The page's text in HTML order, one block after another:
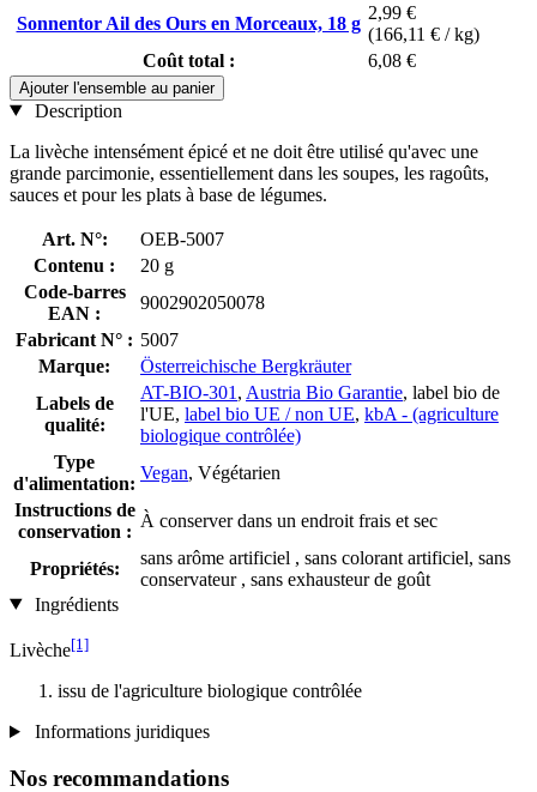
Sonnentor Ail des Ours en Morceaux, 18 g
2,99 €
(166,11 € / kg)
Coût total :
6,08 €
Ajouter l'ensemble au panier
Description
La livèche intensément épicé et ne doit être utilisé qu'avec une
grande parcimonie, essentiellement dans les soupes, les ragoûts,
sauces et pour les plats à base de légumes.
Art. N°:
OEB-5007
Contenu :
20 g
Code-barres
EAN :
9002902050078
Fabricant N° : 5007
Marque:
Österreichische Bergkräuter
Labels de
qualité:
AT-BIO-301 , Austria Bio Garantie, label bio de
l'UE, label bio UE / non UE, kbA - (agriculture
biologique contrôlée)
Type
d'alimentation:
Vegan, Végétarien
Instructions de
conservation :
À conserver dans un endroit frais et sec
Propriétés:
sans arôme artificiel , sans colorant artificiel, sans
conservateur , sans exhausteur de goût
Ingrédients
Livèche[1]
issu de l'agriculture biologique contrôlée
Informations juridiques
Nos recommandations